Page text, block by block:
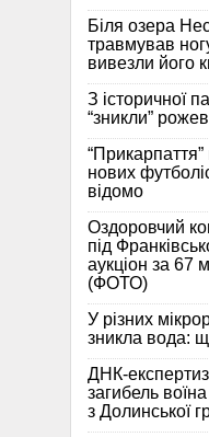
Біля озера
травмував
вивезли його
З історичної
“зникли”
нових
відомо
Оздоровчий
під
аукціон за 67
(ФОТО)
У різних
зникла вода:
ДНК-
загибель
з Долинської